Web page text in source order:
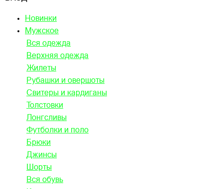
Новинки
Мужское
Вся одежда
Верхняя одежда
Жилеты
Рубашки и овершоты
Свитеры и кардиганы
Толстовки
Лонгсливы
Футболки и поло
Брюки
Джинсы
Шорты
Вся обувь